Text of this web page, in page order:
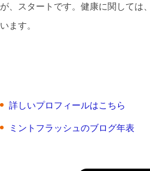
が、スタートです。健康に関しては
います。
詳しいプロフィールはこちら
ミントフラッシュのブログ年表